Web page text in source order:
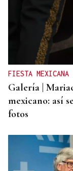
CRIMEN EN GRECIA
Detenido el
asesinato de
en una maleta
FIESTA MEXICANA
Galería |
mexicano: así
fotos